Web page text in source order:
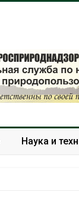
Наука и